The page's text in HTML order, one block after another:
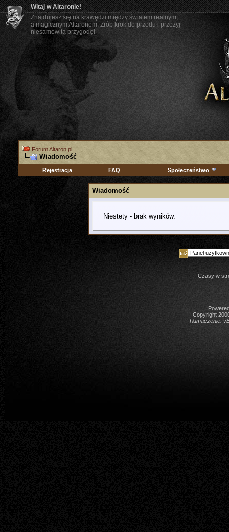
Witaj w Altaronie!
Znajdujesz się na krawędzi między światem realnym,
a magicznym Altaronem. Zrób krok do przodu i przeżyj
niesamowitą przygodę!
Forum Altaron.pl
Wiadomość
Rejestracja FAQ Społeczeństwo
Wiadomość
Niestety - brak wyników.
Skocz do forum
Czasy w
Copyright
Tłumaczenie: